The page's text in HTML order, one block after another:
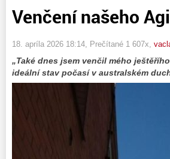
Venčení našeho
18. apríla 2026 18:14 , Prečítané 1 607x,
„Také dnes jsem venčil mého
ideální stav počasí v australském